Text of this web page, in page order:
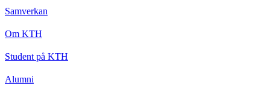
Samverkan
Om KTH
Student på KTH
Alumni